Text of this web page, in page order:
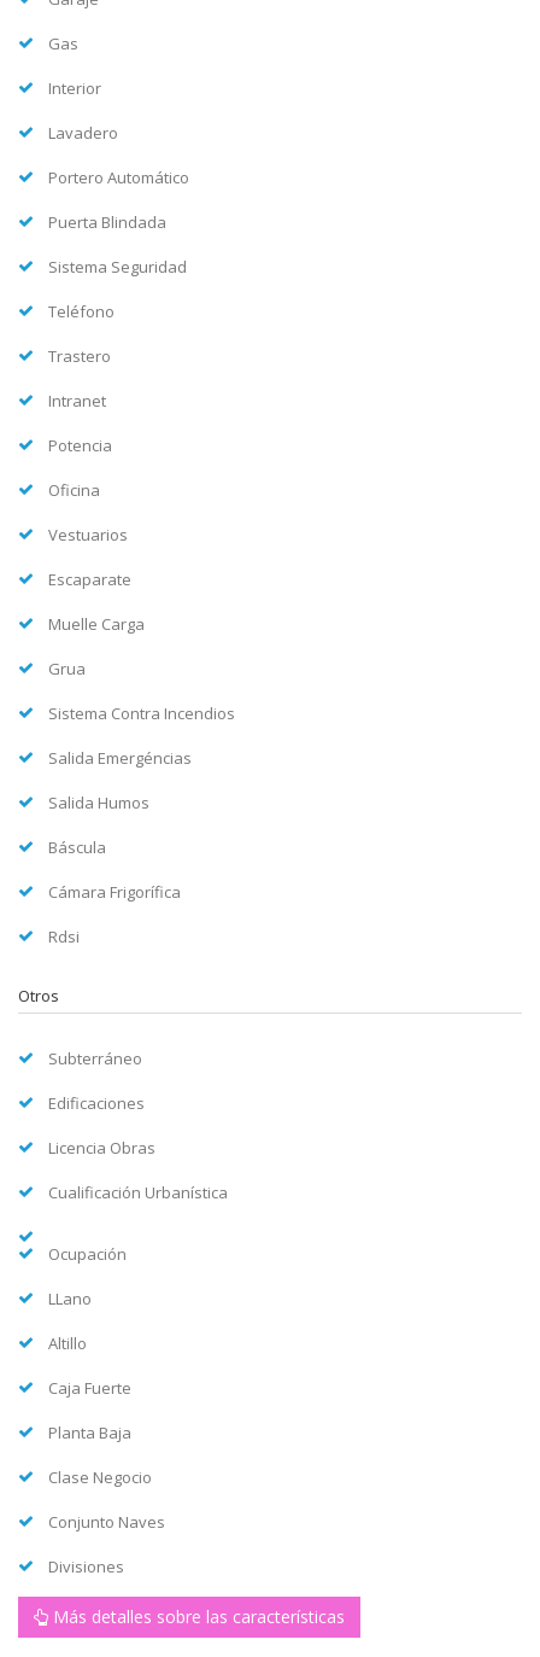
Gas
Interior
Lavadero
Portero Automático
Puerta Blindada
Sistema Seguridad
Teléfono
Trastero
Intranet
Potencia
Oficina
Vestuarios
Escaparate
Muelle Carga
Grua
Sistema Contra Incendios
Salida Emergéncias
Salida Humos
Báscula
Cámara Frigorífica
Rdsi
Otros
Subterráneo
Edificaciones
Licencia Obras
Cualificación Urbanística
Ocupación
LLano
Altillo
Caja Fuerte
Planta Baja
Clase Negocio
Conjunto Naves
Divisiones
Más detalles sobre las características